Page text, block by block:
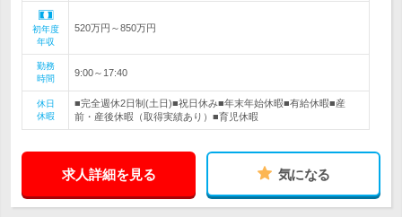
初年度
年収
520万円～850万円
勤務
時間
9:00～17:40
休日
休暇
■完全週休2日制(土日)■祝日休み■年末年始休暇■有給休暇■産
前・産後休暇（取得実績あり）■育児休暇
求人詳細を見る 気になる